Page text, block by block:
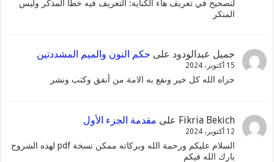
لتصحيح في تعريف هاء الكناية: التعريف فيه خطأ المذكر وليس
المنكر
جميل عبدالودودعلى حكم النون والميم المشددتين
15 أكتوبر، 2024
جزاه الله كل خير ونفع به الامة من أنفق وكتب ونشر
Fikria Bekichعلى مقدمة الجزء الأول
12 أكتوبر، 2024
السلام عليكم ورحمة الله وبركاته ممكن نسخة pdf لهذه الشروح
بارك الله فيكم